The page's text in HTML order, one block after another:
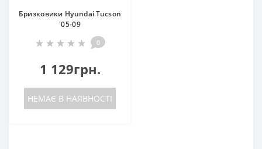
Бризковики Hyundai Tucson
'05-09
0
1 129грн.
НЕМАЄ В НАЯВНОСТІ